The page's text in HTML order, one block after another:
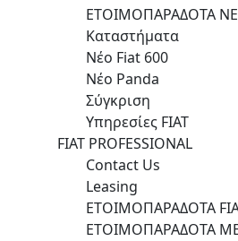
ΕΤΟΙΜΟΠΑΡΑΔΟΤΑ
Καταστήματα
Νέο Fiat 600
Νέο Panda
Σύγκριση
Υπηρεσίες FIAT
FIAT PROFESSIONAL
Contact Us
Leasing
ΕΤΟΙΜΟΠΑΡΑΔΟΤΑ
ΕΤΟΙΜΟΠΑΡΑΔΟΤΑ